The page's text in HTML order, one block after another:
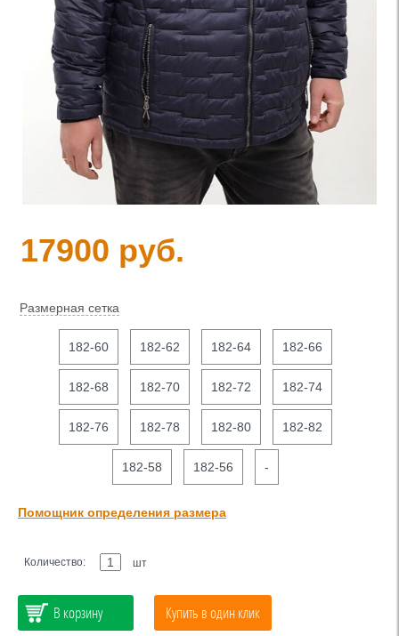
17900 руб.
Размерная сетка
182-60 182-62 182-64 182-66
182-68 182-70 182-72 182-74
182-76 182-78 182-80 182-82
182-58 182-56 -
Помощник определения размера
Количество: шт
В корзину Купить в один клик